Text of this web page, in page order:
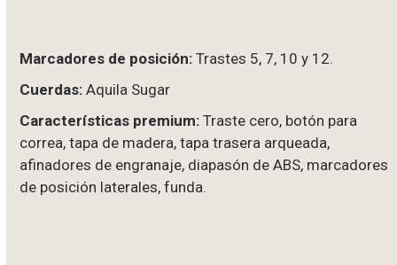
Marcadores de posición:Trastes 5, 7, 10 y 12.
Cuerdas:Aquila Sugar
Características premium:Traste cero, botón para
correa, tapa de madera, tapa trasera arqueada,
afinadores de engranaje, diapasón de ABS, marcadores
de posición laterales, funda.